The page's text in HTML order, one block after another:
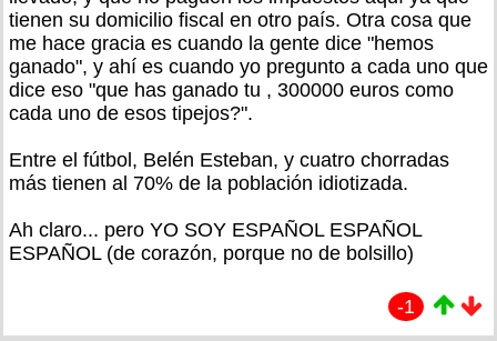
tienen su domicilio fiscal en otro país. Otra cosa que
me hace gracia es cuando la gente dice "hemos
ganado", y ahí es cuando yo pregunto a cada uno que
dice eso "que has ganado tu , 300000 euros como
cada uno de esos tipejos?".
Entre el fútbol, Belén Esteban, y cuatro chorradas
más tienen al 70% de la población idiotizada.
Ah claro... pero YO SOY ESPAÑOL ESPAÑOL
ESPAÑOL (de corazón, porque no de bolsillo)
-1